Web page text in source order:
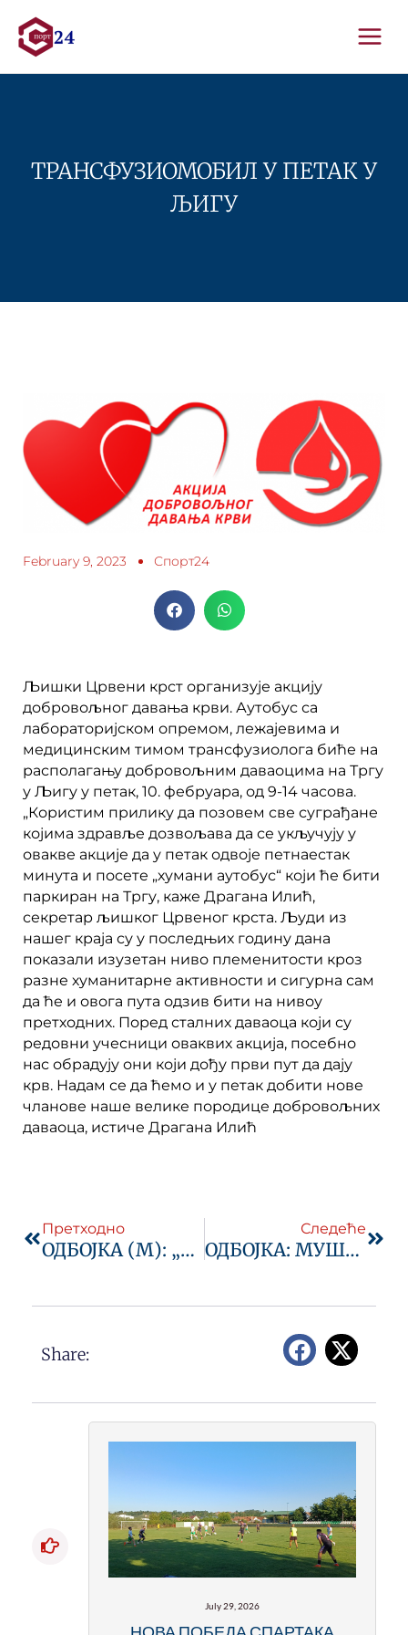
content
ТРАНСФУЗИОМОБИЛ У ПЕТАК У
ЉИГУ
February 9, 2023 Спорт24
Љишки Црвени крст организује акцију
добровољног давања крви. Аутобус са
лабораторијском опремом, лежајевима и
медицинским тимом трансфузиолога биће на
располагању добровољним даваоцима на Тргу
у Љигу у петак, 10. фебруара, од 9-14 часова.
„Користим прилику да позовем све суграђане
којима здравље дозвољава да се укључују у
овакве акције да у петак одвоје петнаестак
минута и посете „хумани аутобус“ који ће бити
паркиран на Тргу, каже Драгана Илић,
секретар љишког Црвеног крста. Људи из
нашег краја су у последњих годину дана
показали изузетан ниво племенитости кроз
разне хуманитарне активности и сигурна сам
да ће и овога пута одзив бити на нивоу
претходних. Поред сталних даваоца који су
редовни учесници оваквих акција, посебно
нас обрадују они који дођу први пут да дају
крв. Надам се да ћемо и у петак добити нове
чланове наше велике породице добровољних
даваоца, истиче Драгана Илић
Претходно
ОДБОЈКА (М): „ВОЖД“ СТИЖЕ У ЉИГ
Следеће
ОДБОЈКА: МУШКИ ТИМ ИСПАО ИЗ СУПЕРЛИГЕ, ДАМЕ СПАРТАКА ВЕЗАЛЕ ЧЕТИРИ ПОБЕДЕ
Share:
July 29, 2026